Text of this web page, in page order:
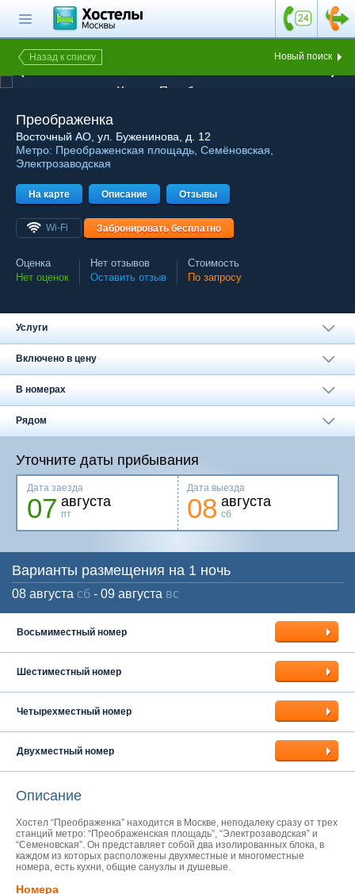
Назад к списку Новый поиск
Хостел Преображенка
Преображенка
Восточный АО , ул. Буженинова, д. 12
Метро: Преображенская площадь, Семёновская
Электрозаводская
На карте Описание Отзывы
Wi-Fi Забронировать бесплатно
Оценка
Нет оценок
Нет отзывов
Оставить отзыв
Стоимость
По запросу
Услуги
Включено в цену
В номерах
Рядом
Уточните даты прибывания
Дата заезда
07 августа
пт
Дата выезда
08 августа
сб
Варианты размещения на 1 ночь
08 августа сб - 09 августа вс
Восьмиместный номер
Шестиместный номер
Четырехместный номер
Двухместный номер
Описание
Хостел “Преображенка” находится в Москве, неподалеку сразу от трех
станций метро: “Преображенская площадь”, “Электрозаводская” и
“Семеновская”. Он представляет собой два изолированных блока, в
каждом из которых расположены двухместные и многоместные
номера, есть кухни, общие санузлы и душевые.
Номера
Главная страница
Поиск хостела
Все хостелы
Отзывы о
хостелах
Каталог хостелов
Как оплатить
Наши группы
8 (800) 222-58-32
Москва
Петербург
+7 (812) 418-22-18